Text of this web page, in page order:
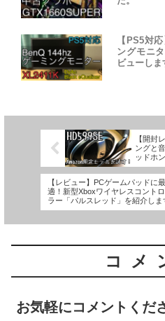
【PS5対
ングモニ
ビューしま
【開封
ングと
ッドホン
【レビュー】PCゲームパッドに最
適！新型Xboxワイヤレスコント
ラー「パルスレッド」を紹介しま
コメ
お気軽にコメントくだ